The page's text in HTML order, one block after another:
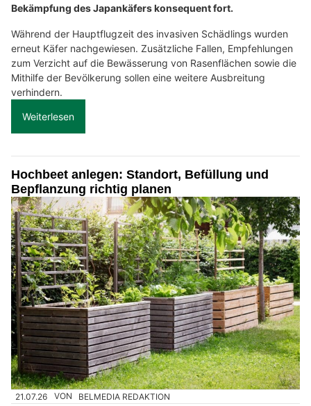
Bekämpfung des Japankäfers konsequent fort.
Während der Hauptflugzeit des invasiven Schädlings wurden
erneut Käfer nachgewiesen. Zusätzliche Fallen, Empfehlungen
zum Verzicht auf die Bewässerung von Rasenflächen sowie die
Mithilfe der Bevölkerung sollen eine weitere Ausbreitung
verhindern.
Weiterlesen
Hochbeet anlegen: Standort, Befüllung und
Bepflanzung richtig planen
21.07.26 VON BELMEDIA REDAKTION